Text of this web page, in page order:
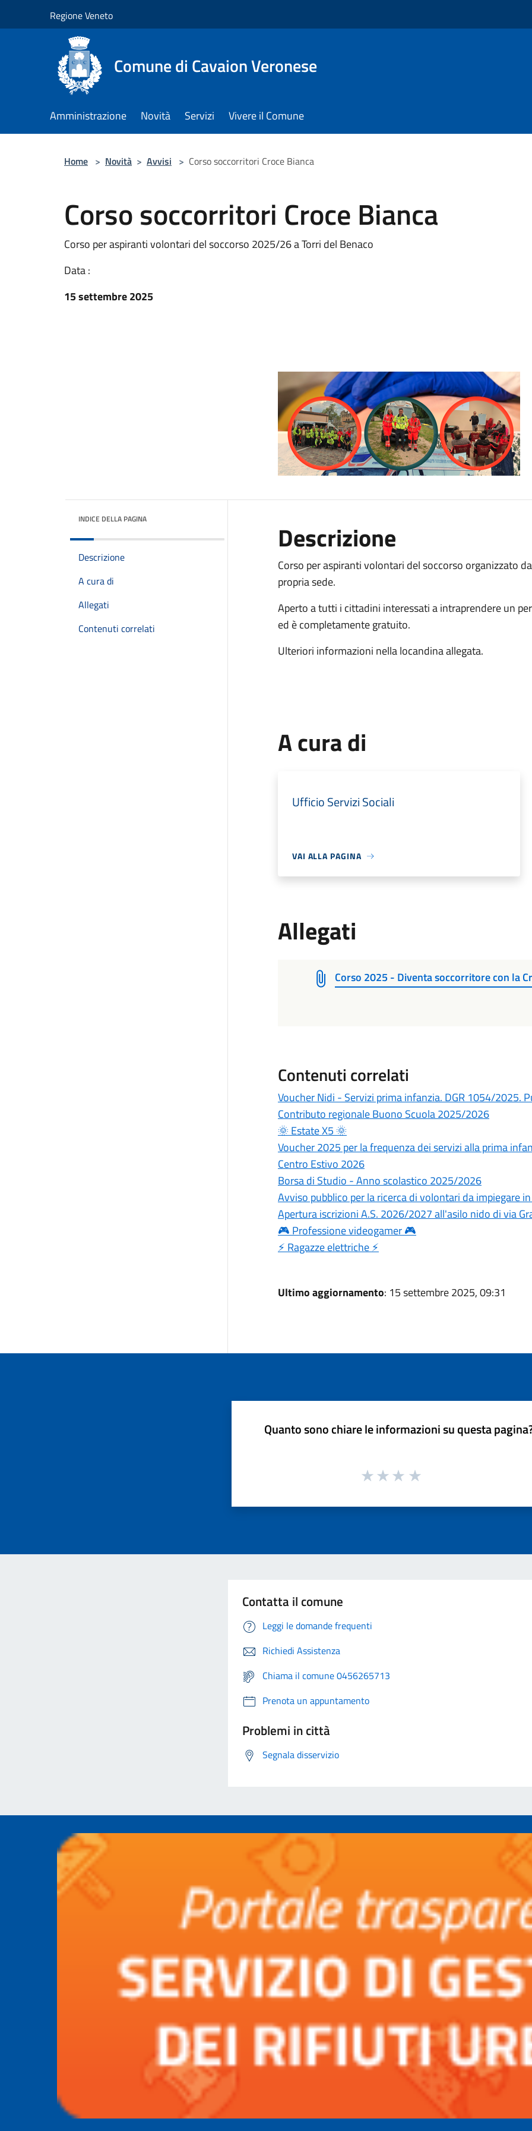
Regione Veneto
Comune di Cavaion Veronese
Amministrazione Novità Servizi Vivere il Comune
Home > Novità > Avvisi > Corso soccorritori Croce Bianca
Corso soccorritori Croce Bianca
Corso per aspiranti volontari del soccorso 2025/26 a Torri del Benaco
Data :
15 settembre 2025
INDICE DELLA PAGINA
Descrizione
A cura di
Allegati
Contenuti correlati
Descrizione
Corso per aspiranti volontari del soccorso organizzato
propria sede.
Aperto a tutti i cittadini interessati a intraprendere un
ed è completamente gratuito.
Ulteriori informazioni nella locandina allegata.
A cura di
Ufficio Servizi Sociali
VAI ALLA PAGINA
Allegati
Corso 2025 - Diventa soccorritore con la
Contenuti correlati
Voucher Nidi - Servizi prima infanzia. DGR 1054/2025.
Contributo regionale Buono Scuola 2025/2026
🌞 Estate X5 🌞
Voucher 2025 per la frequenza dei servizi alla prima
Centro Estivo 2026
Borsa di Studio - Anno scolastico 2025/2026
Avviso pubblico per la ricerca di volontari da impiegare
Apertura iscrizioni A.S. 2026/2027 all'asilo nido di via
🎮 Professione videogamer 🎮
⚡ Ragazze elettriche ⚡
Ultimo aggiornamento: 15 settembre 2025, 09:31
Quanto sono chiare le informazioni su questa
Contatta il comune
Leggi le domande frequenti
Richiedi Assistenza
Chiama il comune 0456265713
Prenota un appuntamento
Problemi in città
Segnala disservizio